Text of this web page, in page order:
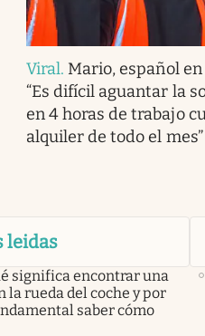
Viral. Mario, español
“Es difícil aguantar la
en 4 horas de trabajo
alquiler de todo el mes”
leidas
significa encontrar una
la rueda del coche y por
saber cómo